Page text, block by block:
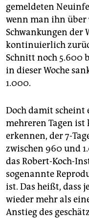
epaper login
gemeldeten
wenn man ihn über
Schwankungen der
kontinuierlich
Schnitt noch 5.600
in dieser Woche
1.000.
Doch damit scheint
mehreren Tagen
erkennen, der 7-
zwischen 960 und
das Robert-Koch-
sogenannte
ist. Das heißt, dass
wieder mehr als
Anstieg des